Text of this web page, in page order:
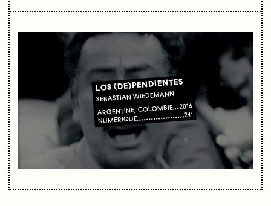
LOS (DE)PENDIENTES
SEBASTIAN WIEDEMANN
ARGENTINE, COLOMBIE 2016
NUMÉRIQUE 24’